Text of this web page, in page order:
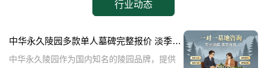
行业动态
中华永久陵园多款单人墓碑完整报价 淡季下单直降数千元详解
中华永久陵园作为国内知名的陵园品牌，提供